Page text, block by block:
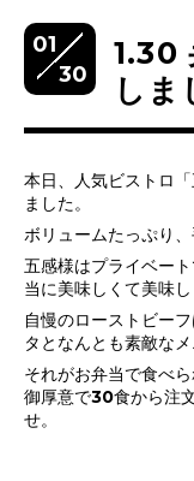
01
30
1.30
しま
本日、人気ビストロ
ました。
ボリュームたっぷり、
五感様はプライベー
当に美味しくて美味し
自慢のローストビー
タとなんとも素敵な
それがお弁当で食べ
御厚意で30食から注
せ。